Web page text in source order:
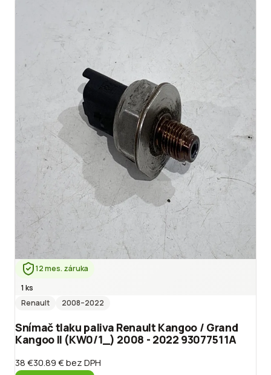
12 mes. záruka
1 ks
Renault
2008–2022
Snímač tlaku paliva Renault Kangoo / Grand
Kangoo II (KW0/1_) 2008 - 2022 93077511A
38 €30.89 €bez DPH